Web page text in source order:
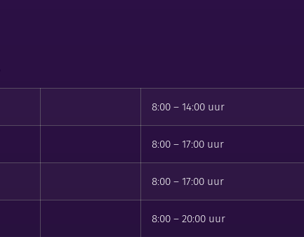
8:00 – 14:00 uur
8:00 – 17:00 uur
8:00 – 17:00 uur
8:00 – 20:00 uur